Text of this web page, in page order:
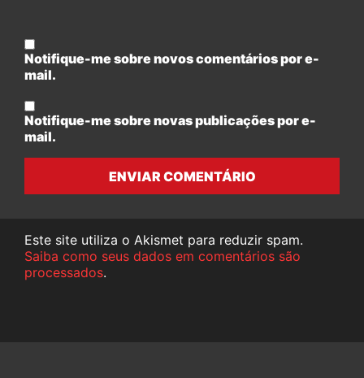
Notifique-me sobre novos comentários por e-
mail.
Notifique-me sobre novas publicações por e-
mail.
ENVIAR COMENTÁRIO
Este site utiliza o Akismet para reduzir spam.
Saiba como seus dados em comentários são
processados.